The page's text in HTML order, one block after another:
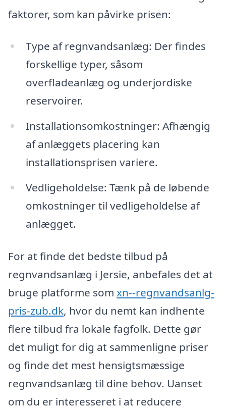
faktorer, som kan påvirke prisen:
Type af regnvandsanlæg: Der findes
forskellige typer, såsom
overfladeanlæg og underjordiske
reservoirer.
Installationsomkostninger: Afhængig
af anlæggets placering kan
installationsprisen variere.
Vedligeholdelse: Tænk på de løbende
omkostninger til vedligeholdelse af
anlægget.
For at finde det bedste tilbud på
regnvandsanlæg i Jersie, anbefales det at
bruge platforme som xn--regnvandsanlg-
pris-zub.dk, hvor du nemt kan indhente
flere tilbud fra lokale fagfolk. Dette gør
det muligt for dig at sammenligne priser
og finde det mest hensigtsmæssige
regnvandsanlæg til dine behov. Uanset
om du er interesseret i at reducere